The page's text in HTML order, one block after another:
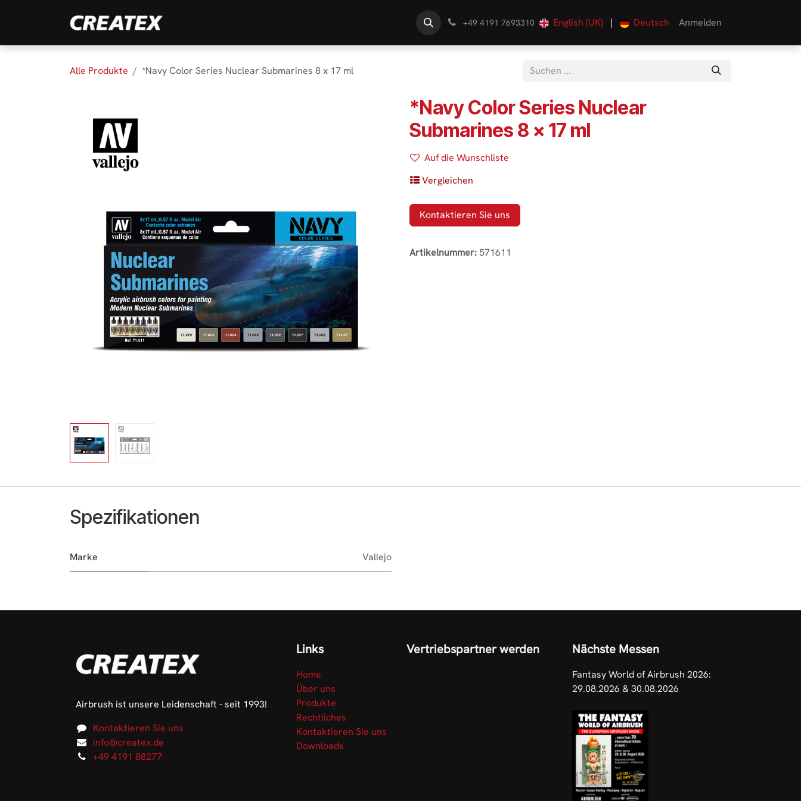
+49 4191 7693310 English (UK) | Deutsch Anmelden
Alle Produkte *Navy Color Series Nuclear Submarines 8 x 17 ml
*Navy Color Series Nuclear
Submarines 8 x 17 ml
Auf die Wunschliste
Vergleichen
Kontaktieren Sie uns
Artikelnummer:571611
Spezifikationen
Marke Vallejo
Airbrush ist unsere Leidenschaft - seit 1993!
Kontaktieren Sie uns
info@createx.de
+49 4191 88277
Links
Home
Über uns
Produkte
Rechtliches
Kontaktieren Sie uns
Downloads
Vertriebspartner werden Nächste Messen
Fantasy World of Airbrush 2026:
29.08.2026 & 30.08.2026